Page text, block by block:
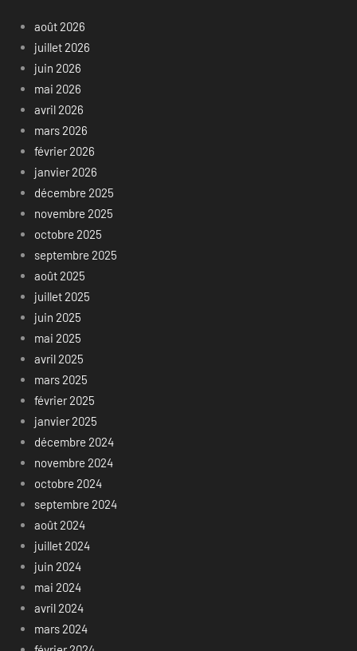
août 2026
juillet 2026
juin 2026
mai 2026
avril 2026
mars 2026
février 2026
janvier 2026
décembre 2025
novembre 2025
octobre 2025
septembre 2025
août 2025
juillet 2025
juin 2025
mai 2025
avril 2025
mars 2025
février 2025
janvier 2025
décembre 2024
novembre 2024
octobre 2024
septembre 2024
août 2024
juillet 2024
juin 2024
mai 2024
avril 2024
mars 2024